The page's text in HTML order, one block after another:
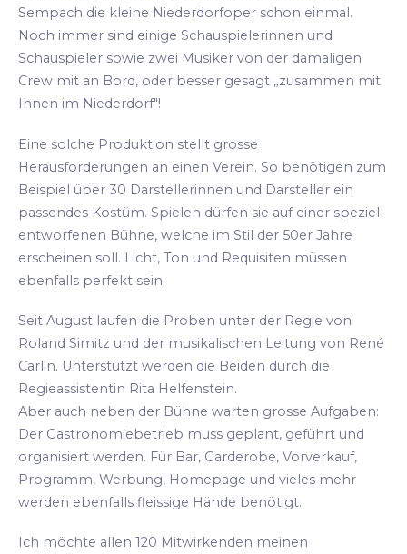
Sempach die kleine Niederdorfoper schon einmal.
Noch immer sind einige Schauspielerinnen und
Schauspieler sowie zwei Musiker von der damaligen
Crew mit an Bord, oder besser gesagt „zusammen mit
Ihnen im Niederdorf"!
Eine solche Produktion stellt grosse
Herausforderungen an einen Verein. So benötigen zum
Beispiel über 30 Darstellerinnen und Darsteller ein
passendes Kostüm. Spielen dürfen sie auf einer speziell
entworfenen Bühne, welche im Stil der 50er Jahre
erscheinen soll. Licht, Ton und Requisiten müssen
ebenfalls perfekt sein.
Seit August laufen die Proben unter der Regie von
Roland Simitz und der musikalischen Leitung von René
Carlin. Unterstützt werden die Beiden durch die
Regieassistentin Rita Helfenstein.
Aber auch neben der Bühne warten grosse Aufgaben:
Der Gastronomiebetrieb muss geplant, geführt und
organisiert werden. Für Bar, Garderobe, Vorverkauf,
Programm, Werbung, Homepage und vieles mehr
werden ebenfalls fleissige Hände benötigt.
Ich möchte allen 120 Mitwirkenden meinen